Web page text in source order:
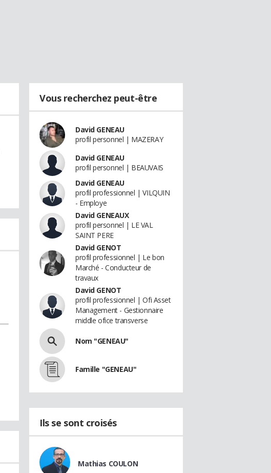
Vous recherchez peut-être
David GENEAU
profil personnel | MAZERAY
David GENEAU
profil personnel | BEAUVAIS
David GENEAU
profil professionnel | VILQUIN
- Employe
David GENEAUX
profil personnel | LE VAL
SAINT PERE
David GENOT
profil professionnel | Le bon
Marché - Conducteur de
travaux
David GENOT
profil professionnel | Ofi Asset
Management - Gestionnaire
middle ofice transverse
Nom "GENEAU"
Famille "GENEAU"
Ils se sont croisés
Mathias COULON